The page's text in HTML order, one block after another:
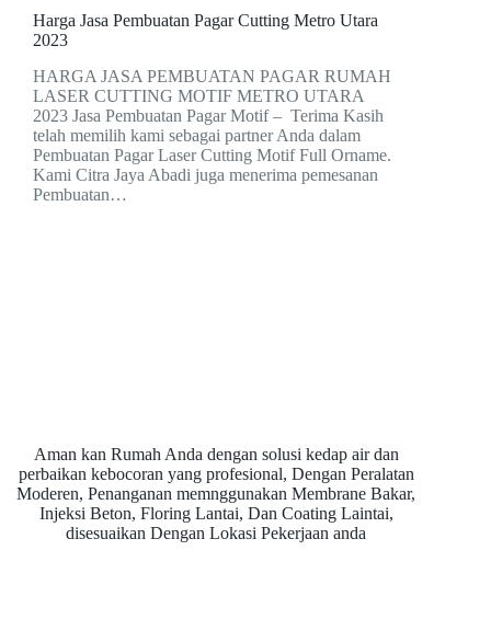
Harga Jasa Pembuatan Pagar Cutting Metro Utara
2023
HARGA JASA PEMBUATAN PAGAR RUMAH
LASER CUTTING MOTIF METRO UTARA
2023 Jasa Pembuatan Pagar Motif – Terima Kasih
telah memilih kami sebagai partner Anda dalam
Pembuatan Pagar Laser Cutting Motif Full Orname.
Kami Citra Jaya Abadi juga menerima pemesanan
Pembuatan…
Aman kan Rumah Anda dengan solusi kedap air dan
perbaikan kebocoran yang profesional, Dengan Peralatan
Moderen, Penanganan memnggunakan Membrane Bakar,
Injeksi Beton, Floring Lantai, Dan Coating Laintai,
disesuaikan Dengan Lokasi Pekerjaan anda